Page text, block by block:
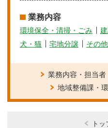
業務内容
環境保全・清掃・ごみ
犬・猫
宅地分譲 その他
業務内容・担当者
地域整備課・
ト